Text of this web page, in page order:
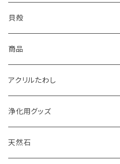
天然石キャンドル
体験教室
体験教室
2022
yumemiru strawberry
HIROMU
稲子
Satomi
yumemiru strawberry
Masatsugu
貝殻
ピアス
商品
紅茶
アクリルたわし
浄化用グッズ
天然石